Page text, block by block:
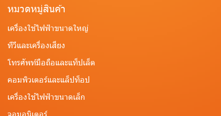
หมวดหมู่สินค้า
เครื่องใช้ไฟฟ้าขนาดใหญ่
ทีวีและเครื่องเสียง
โทรศัพท์มือถือและแท็ปเล็ต
คอมพิวเตอร์และแล็ปท็อป
เครื่องใช้ไฟฟ้าขนาดเล็ก
จอมอนิเตอร์